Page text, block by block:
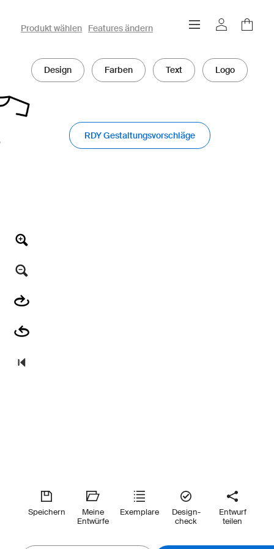
owayo 3D-Konfigurator
Produkt wählen Features ändern
Design Farben Text Logo
RDY Gestaltungsvorschläge
Speichern
Meine
Entwürfe
Exemplare
Design-
check
Entwurf
teilen